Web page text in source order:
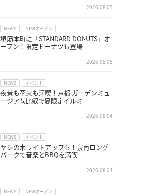
2026.08.05
NEWS NEWオープン
堺筋本町に「STANDARD DONUTS」オ
ープン！限定ドーナツも登場
2026.08.05
NEWS イベント
夜景も花火も満喫！京都 ガーデンミュ
ージアム比叡で夏限定イルミ
2026.08.04
NEWS イベント
ヤシの木ライトアップも！泉南ロング
パークで音楽とBBQを満喫
2026.08.04
NEWS NEWオープン